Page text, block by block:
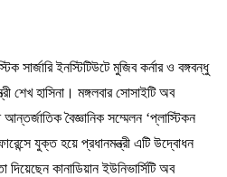
সার্জারি ইনস্টিটিউটে মুজিব কর্নার ও বঙ্গবন্ধু
শেখ হাসিনা। মঙ্গলবার সোসাইটি অব
আন্তর্জাতিক বৈজ্ঞানিক সম্মেলন ‘প্লাস্টিকন
যুক্ত হয়ে প্রধানমন্ত্রী এটি উদ্বোধন
কানাডিয়ান ইউনিভার্সিটি অব